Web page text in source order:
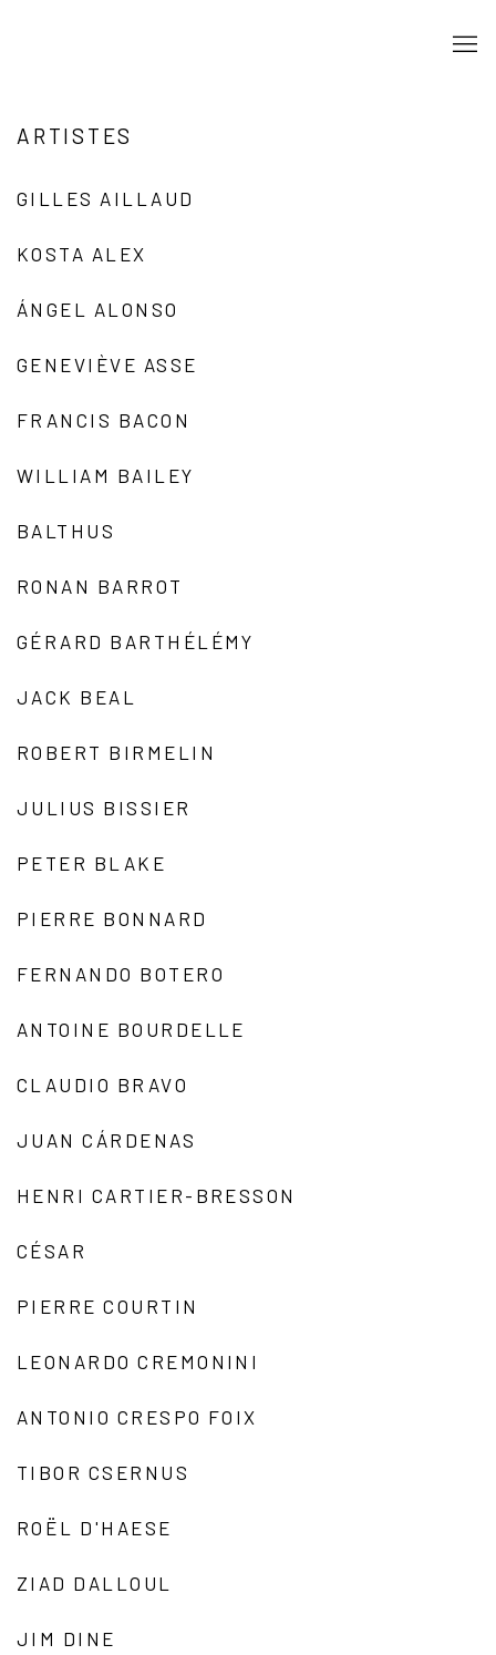
ARTISTES
GILLES AILLAUD
KOSTA ALEX
ÁNGEL ALONSO
GENEVIÈVE ASSE
FRANCIS BACON
WILLIAM BAILEY
BALTHUS
RONAN BARROT
GÉRARD BARTHÉLÉMY
JACK BEAL
ROBERT BIRMELIN
JULIUS BISSIER
PETER BLAKE
PIERRE BONNARD
FERNANDO BOTERO
ANTOINE BOURDELLE
CLAUDIO BRAVO
JUAN CÁRDENAS
HENRI CARTIER-BRESSON
CÉSAR
PIERRE COURTIN
LEONARDO CREMONINI
ANTONIO CRESPO FOIX
TIBOR CSERNUS
ROËL D'HAESE
ZIAD DALLOUL
JIM DINE